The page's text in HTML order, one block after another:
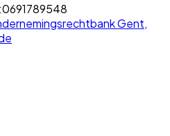
0691789548
Gent,